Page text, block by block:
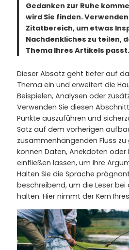
Gedanken zur Ruhe
wird Sie finden.
Zitatbereich, um etwas
Nachdenkliches zu teilen,
Thema Ihres Artikels passt.
Dieser Absatz geht tiefer auf
Thema ein und erweitert die
Beispielen, Analysen oder
Verwenden Sie diesen
Punkte auszuführen und
Satz auf dem vorherigen
zusammenhängenden Fluss zu
können Daten, Anekdoten oder
einfließen lassen, um Ihre
Halten Sie die Sprache
beschreibend, um die Leser bei
halten. Hier nimmt der Kern